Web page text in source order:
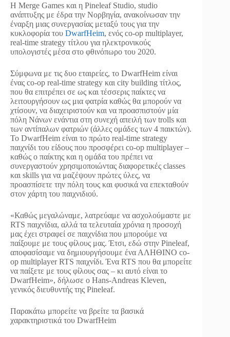
Η Merge Games και η Pineleaf Studio, studio
ανάπτυξης με έδρα την Νορβηγία, ανακοίνωσαν την
έναρξη μιας συνεργασίας μεταξύ τους για την
κυκλοφορία του DwarfHeim, ενός co-op multiplayer,
real-time strategy τίτλου για ηλεκτρονικούς
υπολογιστές μέσα στο φθινόπωρο του 2020.
Σύμφωνα με τις δυο εταιρείες, το DwarfHeim είναι
ένας co-op real-time strategy και city building τίτλος,
που θα επιτρέπει σε ως και τέσσερις παίκτες να
λειτουργήσουν ως μια φατρία καθώς θα μπορούν να
χτίσουν, να διαχειριστούν και να προασπιστούν μία
πόλη Νάνων ενάντια στη συνεχή απειλή των trolls και
των αντίπαλων φατριών (άλλες ομάδες των 4 παικτών).
Το DwarfHeim είναι το πρώτο real-time strategy
παιχνίδι του είδους που προσφέρει co-op multiplayer –
καθώς ο παίκτης και η ομάδα του πρέπει να
συνεργαστούν χρησιμοποιώντας διαφορετικές classes
και skills για να μαζέψουν πρώτες ύλες, να
προασπίσετε την πόλη τους και φυσικά να επεκταθούν
στον χάρτη του παιχνιδιού.
«Καθώς μεγαλώναμε, λατρεύαμε να ασχολούμαστε με
RTS παιχνίδια, αλλά τα τελευταία χρόνια η προσοχή
μας έχει στραφεί σε παιχνίδια που μπορούμε να
παίξουμε με τους φίλους μας. Έτσι, εδώ στην Pineleaf,
αποφασίσαμε να δημιουργήσουμε ένα ΑΛΗΘΙΝΟ co-
op multiplayer RTS παιχνίδι. Ένα RTS που θα μπορείτε
να παίξετε με τους φίλους σας – κι αυτό είναι το
DwarfHeim», δήλωσε ο Hans-Andreas Kleven,
γενικός διευθυντής της Pineleaf.
Παρακάτω μπορείτε να βρείτε τα βασικά
χαρακτηριστικά του DwarfHeim